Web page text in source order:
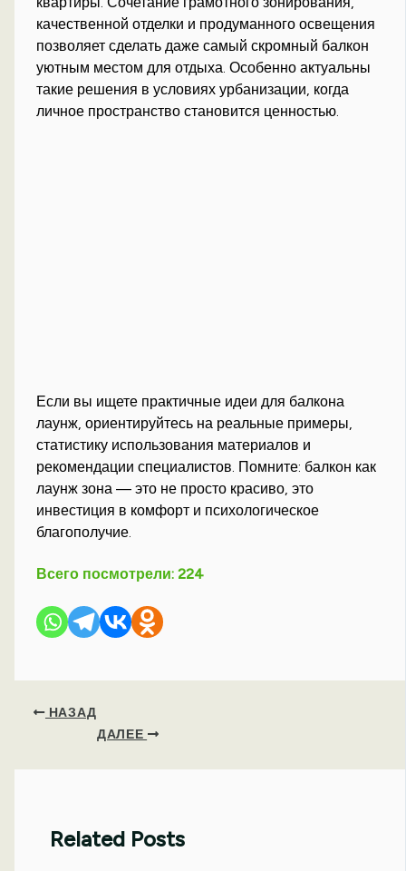
качественной отделки и продуманного освещения
позволяет сделать даже самый скромный балкон
уютным местом для отдыха. Особенно актуальны
такие решения в условиях урбанизации, когда
личное пространство становится ценностью.
Если вы ищете практичные идеи для балкона
лаунж, ориентируйтесь на реальные примеры,
статистику использования материалов и
рекомендации специалистов. Помните: балкон как
лаунж зона — это не просто красиво, это
инвестиция в комфорт и психологическое
благополучие.
Всего посмотрели: 224
НАЗАД
ДАЛЕЕ
Related Posts